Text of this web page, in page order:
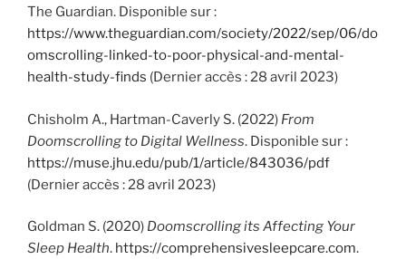
The Guardian. Disponible sur :
https://www.theguardian.com/society/2022/sep/06/do
omscrolling-linked-to-poor-physical-and-mental-
health-study-finds (Dernier accès : 28 avril 2023)
Chisholm A., Hartman-Caverly S. (2022) From
Doomscrolling to Digital Wellness. Disponible sur :
https://muse.jhu.edu/pub/1/article/843036/pdf
(Dernier accès : 28 avril 2023)
Goldman S. (2020) Doomscrolling its Affecting Your
Sleep Health. https://comprehensivesleepcare.com.